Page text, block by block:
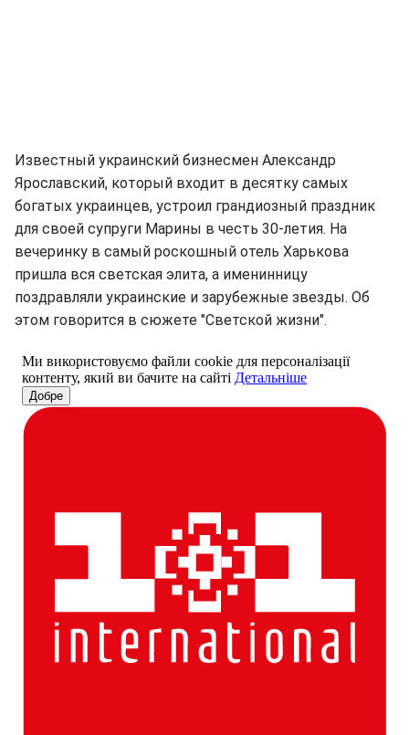
Известный украинский бизнесмен Александр
Ярославский, который входит в десятку самых
богатых украинцев, устроил грандиозный праздник
для своей супруги Марины в честь 30-летия. На
вечеринку в самый роскошный отель Харькова
пришла вся светская элита, а именинницу
поздравляли украинские и зарубежные звезды. Об
этом говорится в сюжете "Светской жизни".